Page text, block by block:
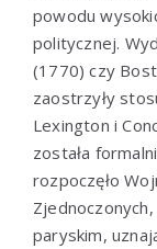
powodu
politycznej.
(1770) czy
zaostrzyły
Lexington i
została
rozpoczęło
paryskim,